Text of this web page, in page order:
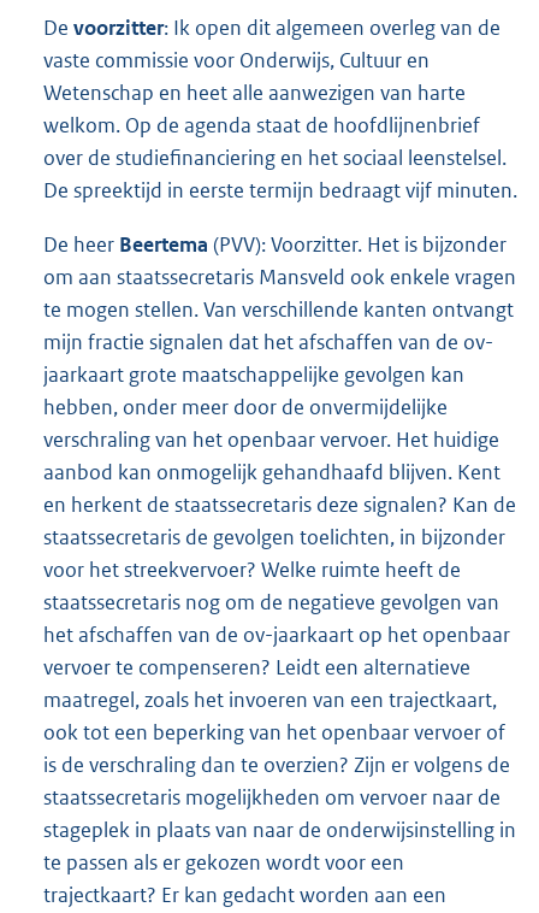
De voorzitter: Ik open dit algemeen overleg van de
vaste commissie voor Onderwijs, Cultuur en
Wetenschap en heet alle aanwezigen van harte
welkom. Op de agenda staat de hoofdlijnenbrief
over de studiefinanciering en het sociaal leenstelsel.
De spreektijd in eerste termijn bedraagt vijf minuten.
De heer Beertema (PVV): Voorzitter. Het is bijzonder
om aan staatssecretaris Mansveld ook enkele vragen
te mogen stellen. Van verschillende kanten ontvangt
mijn fractie signalen dat het afschaffen van de ov-
jaarkaart grote maatschappelijke gevolgen kan
hebben, onder meer door de onvermijdelijke
verschraling van het openbaar vervoer. Het huidige
aanbod kan onmogelijk gehandhaafd blijven. Kent
en herkent de staatssecretaris deze signalen? Kan de
staatssecretaris de gevolgen toelichten, in bijzonder
voor het streekvervoer? Welke ruimte heeft de
staatssecretaris nog om de negatieve gevolgen van
het afschaffen van de ov-jaarkaart op het openbaar
vervoer te compenseren? Leidt een alternatieve
maatregel, zoals het invoeren van een trajectkaart,
ook tot een beperking van het openbaar vervoer of
is de verschraling dan te overzien? Zijn er volgens de
staatssecretaris mogelijkheden om vervoer naar de
stageplek in plaats van naar de onderwijsinstelling in
te passen als er gekozen wordt voor een
trajectkaart? Er kan gedacht worden aan een